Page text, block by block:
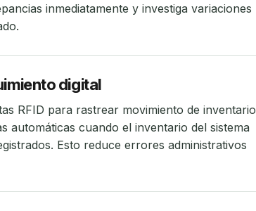
inmediatamente y investiga variaciones
digital
RFID para rastrear movimiento de inventario
automáticas cuando el inventario del sistema
Esto reduce errores administrativos